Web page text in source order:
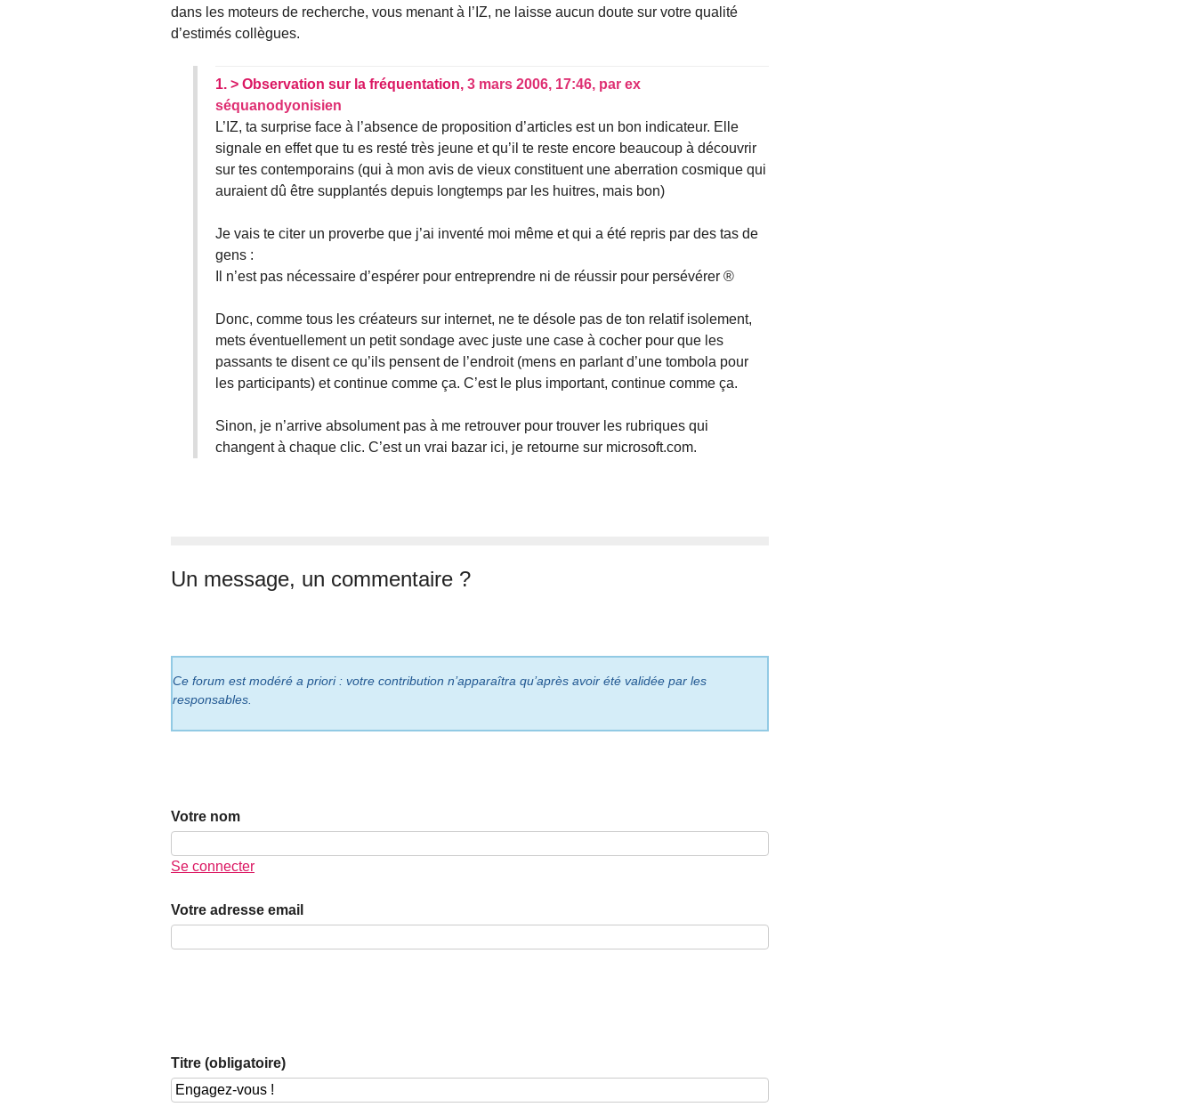
dans les moteurs de recherche, vous menant à l’IZ, ne laisse aucun doute sur votre qualité
d’estimés collègues.
1. > Observation sur la fréquentation, 3 mars 2006, 17:46, par ex
séquanodyonisien
L’IZ, ta surprise face à l’absence de proposition d’articles est un bon indicateur. Elle
signale en effet que tu es resté très jeune et qu’il te reste encore beaucoup à découvrir
sur tes contemporains (qui à mon avis de vieux constituent une aberration cosmique qui
auraient dû être supplantés depuis longtemps par les huitres, mais bon)
Je vais te citer un proverbe que j’ai inventé moi même et qui a été repris par des tas de
gens :
Il n’est pas nécessaire d’espérer pour entreprendre ni de réussir pour persévérer ®
Donc, comme tous les créateurs sur internet, ne te désole pas de ton relatif isolement,
mets éventuellement un petit sondage avec juste une case à cocher pour que les
passants te disent ce qu’ils pensent de l’endroit (mens en parlant d’une tombola pour
les participants) et continue comme ça. C’est le plus important, continue comme ça.
Sinon, je n’arrive absolument pas à me retrouver pour trouver les rubriques qui
changent à chaque clic. C’est un vrai bazar ici, je retourne sur microsoft.com.
Un message, un commentaire ?
Ce forum est modéré a priori : votre contribution n’apparaîtra qu’après avoir été validée par les
responsables.
Votre nom
Se connecter
Votre adresse email
Titre (obligatoire)